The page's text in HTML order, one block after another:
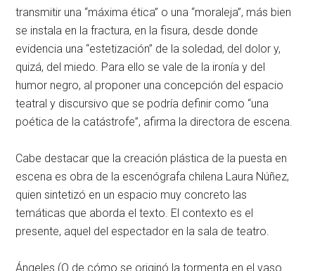
transmitir una “máxima ética” o una “moraleja”, más bien
se instala en la fractura, en la fisura, desde donde
evidencia una “estetización” de la soledad, del dolor y,
quizá, del miedo. Para ello se vale de la ironía y del
humor negro, al proponer una concepción del espacio
teatral y discursivo que se podría definir como “una
poética de la catástrofe”, afirma la directora de escena.
Cabe destacar que la creación plástica de la puesta en
escena es obra de la escenógrafa chilena Laura Núñez,
quien sintetizó en un espacio muy concreto las
temáticas que aborda el texto. El contexto es el
presente, aquel del espectador en la sala de teatro.
Ángeles (O de cómo se originó la tormenta en el vaso